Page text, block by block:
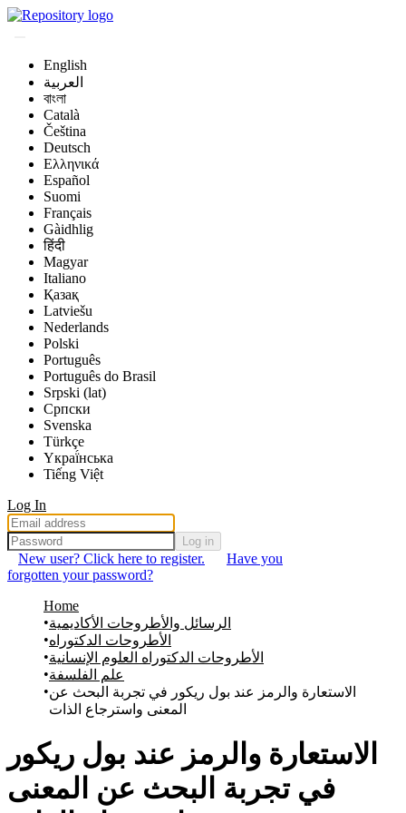
English
العربية
বাংলা
Català
Čeština
Deutsch
Ελληνικά
Español
Suomi
Français
Gàidhlig
हिंदी
Magyar
Italiano
Қазақ
Latviešu
Nederlands
Polski
Português
Português do Brasil
Srpski (lat)
Српски
Svenska
Türkçe
Yкраї́нська
Tiếng Việt
Log In
Log in
New user? Click here to register.
Have you
forgotten your password?
Home
الرسائل والأطروحات الأكاديمية
الأطروحات الدكتوراه
الأطروحات الدكتوراه العلوم الإنسانية
علم الفلسفة
الاستعارة والرمز عند بول ريكور في تجربة البحث عن
المعنى واسترجاع الذات
الاستعارة والرمز عند بول ريكور
في تجربة البحث عن المعنى